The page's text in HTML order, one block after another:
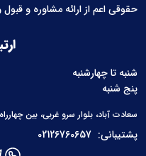
حقوقی اعم از ارائه مشاوره و
شنبه تا چهارشنبه
پنج شنبه
سعادت آباد، بلوار سرو غربی، بین چهارراه سرو
پشتیبانی: 02126760657